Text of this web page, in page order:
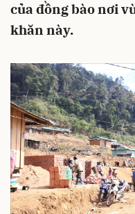
của đồng bào nơi
khăn này.